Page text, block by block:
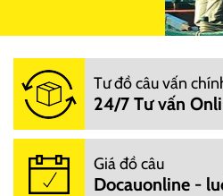
Tư đồ câu vấn
24/7 Tư vấn
Giá đồ câu
Docauonline -